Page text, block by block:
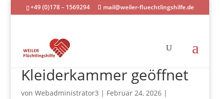
+49 (0)178 – 1569294 mail@weiler-fluechtlingshilfe.de
Kleiderkammer geöffnet
von Webadministrator3 | Februar 24, 2026|